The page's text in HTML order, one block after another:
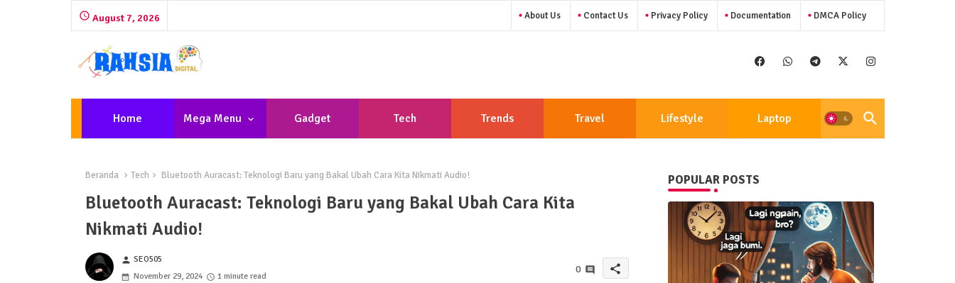
August 7, 2026 About Us Contact Us Privacy Policy Documentation DMCA Policy
Home Mega Menu Gadget Tech Trends Travel Lifestyle Laptop
Beranda Tech Bluetooth Auracast: Teknologi Baru yang Bakal Ubah Cara Kita Nikmati Audio!
Bluetooth Auracast: Teknologi Baru yang Bakal Ubah Cara Kita
Nikmati Audio!
person SEO505
November 29, 2024
1 minute read
0 share
POPULAR POSTS